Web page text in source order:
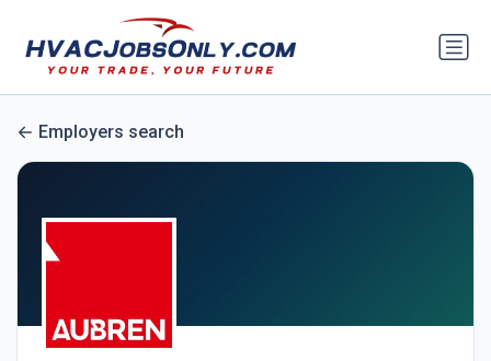
Employers search